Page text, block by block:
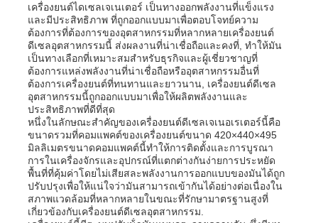
เครื่องยนต์ไดเซลเจเนเตอร์ เป็นทางออกพลังงานที่แข็งแรง
และมีประสิทธิภาพ ที่ถูกออกแบบมาเพื่อตอบโจทย์ความ
ต้องการที่ต้องการของอุตสาหกรรมที่หลากหลายเครื่องยนต์
ดีเซลอุตสาหกรรมนี้ ส่งผลงานที่น่าเชื่อถือและคงที่, ทําให้มัน
เป็นทางเลือกที่เหมาะสมสําหรับธุรกิจและผู้เชี่ยวชาญที่
ต้องการแหล่งพลังงานที่น่าเชื่อถือหรืออุตสาหกรรมอื่นที่
ต้องการเครื่องยนต์ที่ทนทานและยาวนาน, เครื่องยนต์ดีเซล
อุตสาหกรรมนี้ถูกออกแบบมาเพื่อให้ผลิตพลังงานและ
ประสิทธิภาพที่ดีที่สุด
หนึ่งในลักษณะสําคัญของเครื่องยนต์ดีเซลเจเนอเรเตอร์นี้คือ
ขนาดรวมที่คอมแพคต์ของเครื่องยนต์ขนาด 420×440×495
มิลลิเมตรขนาดคอมแพคต์นี้ทําให้การติดตั้งและการบูรณา
การในเครื่องจักรและอุปกรณ์ที่แตกต่างกันง่ายการประหยัด
พื้นที่ที่คุ้มค่าโดยไม่เสียสละพลังงานการออกแบบของมันได้ถูก
ปรับปรุงเพื่อให้แน่ใจว่ามันสามารถเข้ากันได้อย่างต่อเนื่องใน
สภาพแวดล้อมที่หลากหลายในขณะที่รักษามาตรฐานสูงที่
เกี่ยวข้องกับเครื่องยนต์ดีเซลอุตสาหกรรม.